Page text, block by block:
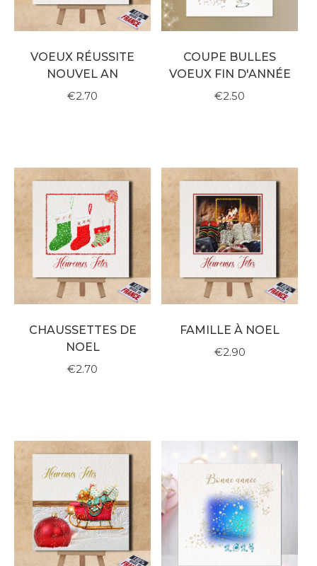
VOEUX RÉUSSITE
NOUVEL AN
€2.70
COUPE BULLES
VOEUX FIN D'ANNÉE
€2.50
CHAUSSETTES DE
NOEL
€2.70
FAMILLE À NOEL
€2.90